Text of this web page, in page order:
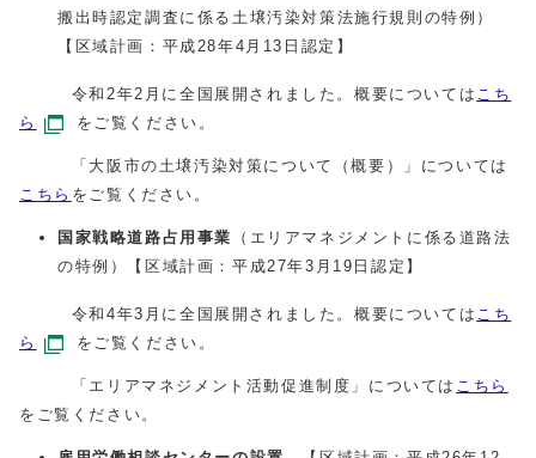
搬出時認定調査に係る土壌汚染対策法施行規則の特例）
【区域計画：平成28年4月13日認定】
令和2年2月に全国展開されました。概要については こち
ら
をご覧ください。
「大阪市の土壌汚染対策について（概要）」については
こちら をご覧ください。
国家戦略道路占用事業
（エリアマネジメントに係る道路法
の特例）【区域計画：平成27年3月19日認定】
令和4年3月に全国展開されました。概要については こち
ら
をご覧ください。
「エリアマネジメント活動促進制度」については こちら
をご覧ください。